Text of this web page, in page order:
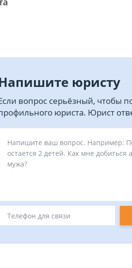
юристу
вопрос серьёзный, чтобы
юриста. Юрист